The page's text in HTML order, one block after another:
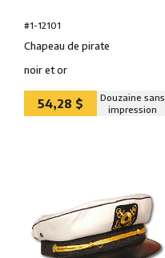
#1-12101
Chapeau de pirate
noir et or
54,28 $
Douzaine sans
impression